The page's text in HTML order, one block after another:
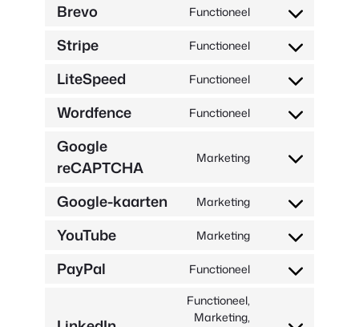
service
Brevo Functioneel
Toestemming
service
Stripe Functioneel
Toestemming
servicestreep
LiteSpeed Functioneel
Toestemming
service
Wordfence Functioneel
Toestemming
service
Google
reCAPTCHA
Marketing
Toestemming
service
recaptcha
Google-kaarten Marketing
Toestemming
google-
YouTube Marketing
Toestemming
service
PayPal Functioneel
Toestemming
Functioneel,
Marketing,